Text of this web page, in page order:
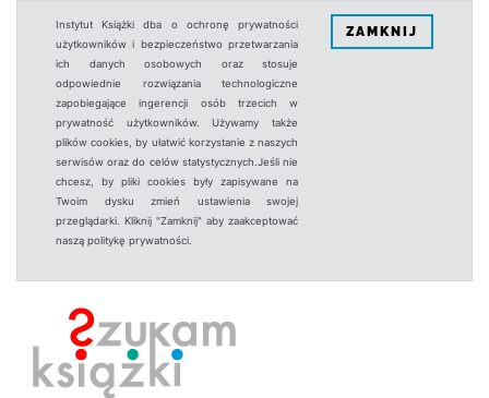
Instytut Książki dba o ochronę prywatności
użytkowników i bezpieczeństwo przetwarzania
ich danych osobowych oraz stosuje
odpowiednie rozwiązania technologiczne
zapobiegające ingerencji osób trzecich w
prywatność użytkowników. Używamy także
plików cookies, by ułatwić korzystanie z naszych
serwisów oraz do celów statystycznych.Jeśli nie
chcesz, by pliki cookies były zapisywane na
Twoim dysku zmień ustawienia swojej
przeglądarki. Kliknij "Zamknij" aby zaakceptować
naszą politykę prywatności.
ZAMKNIJ